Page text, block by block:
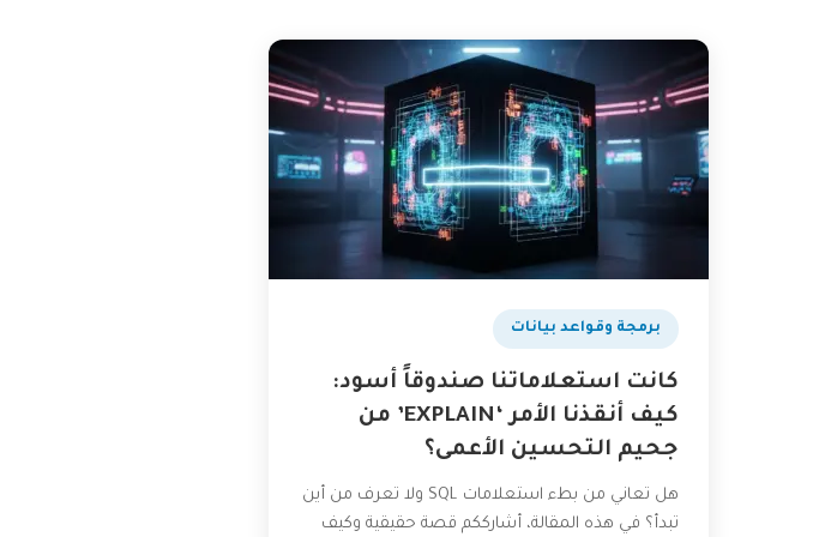
برمجة وقواعد بيانات
كانت استعلاماتنا صندوقاً أسود:
كيف أنقذنا الأمر ‘EXPLAIN’ من
جحيم التحسين الأعمى؟
هل تعاني من بطء استعلامات SQL ولا تعرف من أين
تبدأ؟ في هذه المقالة، أشارككم قصة حقيقية وكيف